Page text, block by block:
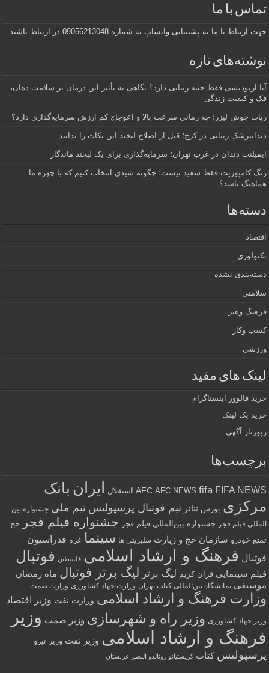
تماس با ما
جهت ارتباط با ما به پشتیبانی واتساپ به شماره 09056213048 در ارتباط باشید
نوشته‌های تازه
آیا ارتودنسی فقط جنبه زیبایی دارد؟ نگاهی به تأثیر این درمان بر سلامت دهان،
فک و کیفیت زندگی
ربات جوش لیزر؛ چه زمانی سرعت بالا و اعوجاج کم ارزش سرمایه‌گذاری دارد؟
دندانپزشک زیبایی در کرج؛ قبل از اصلاح لبخند این نکات را بدانید
ایمپلنت دندان در غرب تهران؛ سرمایه‌گذاری برای یک لبخند ماندگار
رنگ کامپوزیت فقط سفید نیست؛ چگونه شیدی انتخاب کنیم که با چهره ما
هماهنگ باشد؟
دسته‌ها
اقتصاد
تکنولوژی
دسته‌بندی نشده
سلامتی
فرهنگ وهنر
کسب وکار
ورزشی
لینک های مفید
خرید فالوور اینستاگرام
خرید بک لینک
رپورتاژ آگهی
برچسب‌ها
AFC AFC NEWS fifa FIFA NEWS استقلال ایران بانک
مرکزی بورس تئاتر تیم فوتبال پرسپولیس تیم ملی جشنواره بین
المللی فیلم فجر جشنواره بین‌المللی فیلم فجر جشنواره فیلم فجر
حج
تمتع خودرو سازمان حج و زیارت سلبریتی ها سینما غزه فدراسیون
فوتبال فرهنگ و ارشاد اسلامی فلسطین فوتبال
فیلم سینمایی قرآن کریم لیگ برتر لیگ برتر فوتبال ماه رمضان
موسیقی نمایشگاه بین‌المللی کتاب تهران وزارت جهاد کشاورزی وزارت صمت
وزارت فرهنگ و ارشاد اسلامی وزارت نفت وزیر اقتصاد
وزیر جهاد کشاورزی وزیر راه و شهرسازی وزیر صمت وزیر
فرهنگ و ارشاد اسلامی وزیر نفت وزیر نیرو
پرسپولیس کتاب کریستیانو رونالدو النصر عربستان